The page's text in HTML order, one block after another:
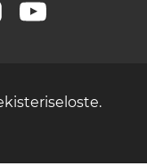
YouTube